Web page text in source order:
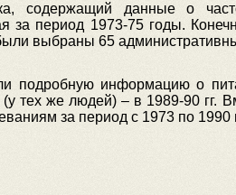
содержащий данные о
за период 1973-75 годы.
выбраны 65
подробную информацию о
тех же людей) – в 1989-90 гг.
за период с 1973 по 1990